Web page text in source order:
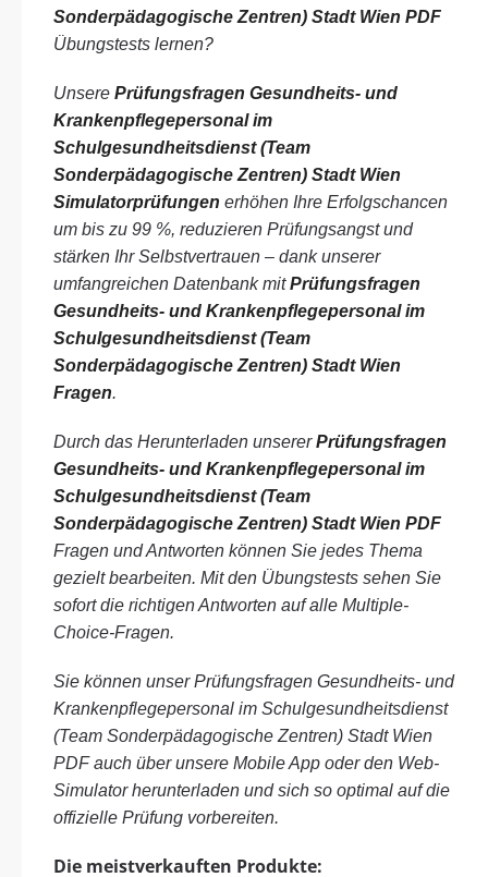
Sonderpädagogische Zentren) Stadt Wien PDF
Übungstests lernen?
Unsere Prüfungsfragen Gesundheits- und
Krankenpflegepersonal im
Schulgesundheitsdienst (Team
Sonderpädagogische Zentren) Stadt Wien
Simulatorprüfungen erhöhen Ihre Erfolgschancen
um bis zu 99 %, reduzieren Prüfungsangst und
stärken Ihr Selbstvertrauen – dank unserer
umfangreichen Datenbank mitPrüfungsfragen
Gesundheits- und Krankenpflegepersonal im
Schulgesundheitsdienst (Team
Sonderpädagogische Zentren) Stadt Wien
Fragen.
Durch das Herunterladen unsererPrüfungsfragen
Gesundheits- und Krankenpflegepersonal im
Schulgesundheitsdienst (Team
Sonderpädagogische Zentren) Stadt Wien PDF
Fragen und Antworten können Sie jedes Thema
gezielt bearbeiten. Mit den Übungstests sehen Sie
sofort die richtigen Antworten auf alle Multiple-
Choice-Fragen.
Sie können unser Prüfungsfragen Gesundheits- und
Krankenpflegepersonal im Schulgesundheitsdienst
(Team Sonderpädagogische Zentren) Stadt Wien
PDF auch über unsere Mobile App oder den Web-
Simulator herunterladen und sich so optimal auf die
offizielle Prüfung vorbereiten.
Die meistverkauften Produkte: